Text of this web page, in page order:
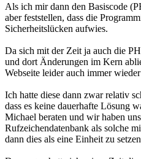
Als ich mir dann den Basiscode
aber feststellen, dass die
Sicherheitslücken aufwies.
Da sich mit der Zeit ja auch die
und dort Änderungen im Kern
Webseite leider auch immer
Ich hatte diese dann zwar relativ
dass es keine dauerhafte Lösung
Michael beraten und wir haben
Rufzeichendatenbank als solche
dann dies als eine Einheit zu